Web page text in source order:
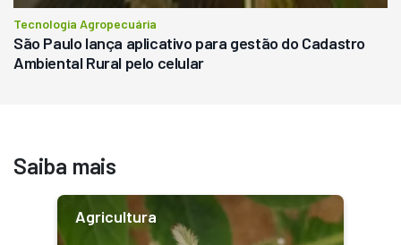
Tecnologia Agropecuária
São Paulo lança aplicativo para gestão do Cadastro
Ambiental Rural pelo celular
Saiba mais
Agricultura